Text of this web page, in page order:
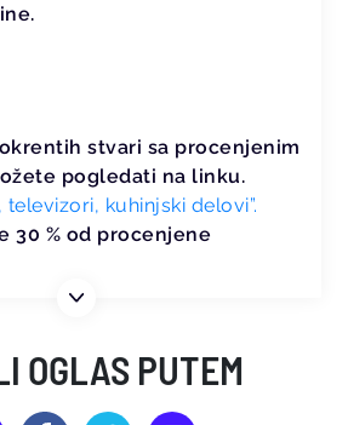
stvari sa procenjenim
pogledati na linku.
kuhinjski delovi”.
30 % od procenjene
OGLAS PUTEM